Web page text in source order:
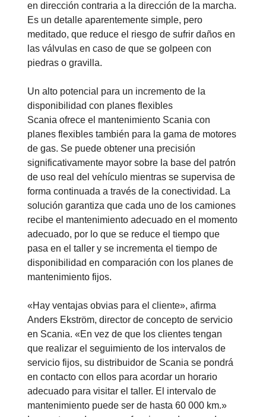
en dirección contraria a la dirección de la marcha.
Es un detalle aparentemente simple, pero
meditado, que reduce el riesgo de sufrir daños en
las válvulas en caso de que se golpeen con
piedras o gravilla.
Un alto potencial para un incremento de la
disponibilidad con planes flexibles
Scania ofrece el mantenimiento Scania con
planes flexibles también para la gama de motores
de gas. Se puede obtener una precisión
significativamente mayor sobre la base del patrón
de uso real del vehículo mientras se supervisa de
forma continuada a través de la conectividad. La
solución garantiza que cada uno de los camiones
recibe el mantenimiento adecuado en el momento
adecuado, por lo que se reduce el tiempo que
pasa en el taller y se incrementa el tiempo de
disponibilidad en comparación con los planes de
mantenimiento fijos.
«Hay ventajas obvias para el cliente», afirma
Anders Ekström, director de concepto de servicio
en Scania. «En vez de que los clientes tengan
que realizar el seguimiento de los intervalos de
servicio fijos, su distribuidor de Scania se pondrá
en contacto con ellos para acordar un horario
adecuado para visitar el taller. El intervalo de
mantenimiento puede ser de hasta 60 000 km.»